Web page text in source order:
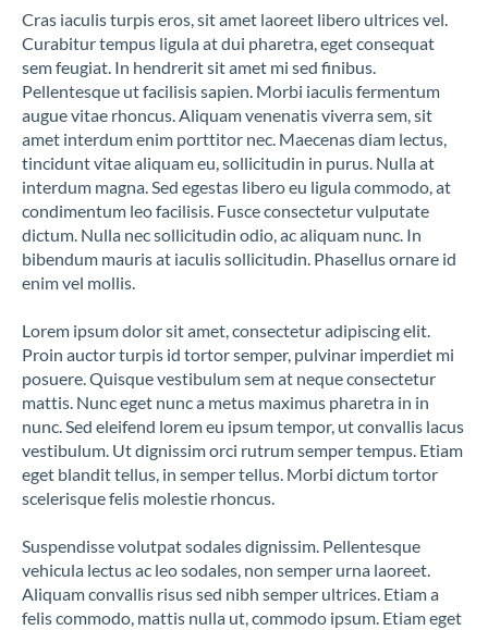
Cras iaculis turpis eros, sit amet laoreet libero ultrices vel.
Curabitur tempus ligula at dui pharetra, eget consequat
sem feugiat. In hendrerit sit amet mi sed finibus.
Pellentesque ut facilisis sapien. Morbi iaculis fermentum
augue vitae rhoncus. Aliquam venenatis viverra sem, sit
amet interdum enim porttitor nec. Maecenas diam lectus,
tincidunt vitae aliquam eu, sollicitudin in purus. Nulla at
interdum magna. Sed egestas libero eu ligula commodo, at
condimentum leo facilisis. Fusce consectetur vulputate
dictum. Nulla nec sollicitudin odio, ac aliquam nunc. In
bibendum mauris at iaculis sollicitudin. Phasellus ornare id
enim vel mollis.
Lorem ipsum dolor sit amet, consectetur adipiscing elit.
Proin auctor turpis id tortor semper, pulvinar imperdiet mi
posuere. Quisque vestibulum sem at neque consectetur
mattis. Nunc eget nunc a metus maximus pharetra in in
nunc. Sed eleifend lorem eu ipsum tempor, ut convallis lacus
vestibulum. Ut dignissim orci rutrum semper tempus. Etiam
eget blandit tellus, in semper tellus. Morbi dictum tortor
scelerisque felis molestie rhoncus.
Suspendisse volutpat sodales dignissim. Pellentesque
vehicula lectus ac leo sodales, non semper urna laoreet.
Aliquam convallis risus sed nibh semper ultrices. Etiam a
felis commodo, mattis nulla ut, commodo ipsum. Etiam eget